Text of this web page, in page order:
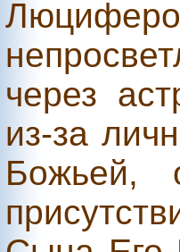
через
из-за
Божьей,